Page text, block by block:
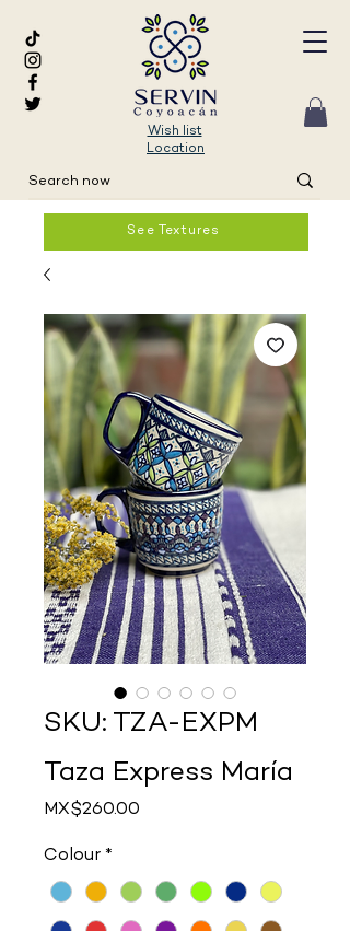
Wish list
Location
See Textures
SKU: TZA-EXPM
Taza Express María
MX$260.00
Colour *